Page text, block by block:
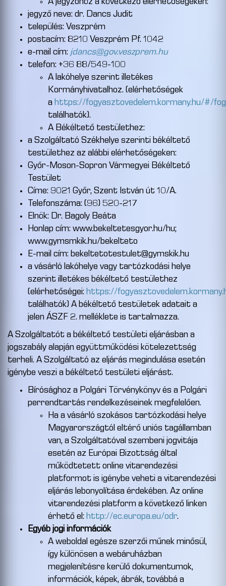
A jegyzőhöz a következő elérhetőségeken:
jegyző neve: dr. Dancs Judit
település: Veszprém
postacím: 8210 Veszprém Pf. 1042
e-mail cím: jdancs@gov.veszprem.hu
telefon: +36 88/549-100
A lakóhelye szerint illetékes
Kormányhivatalhoz. (elérhetőségek
a https://fogyasztovedelem.kormany.hu/#/
találhatók).
A Békéltető testülethez:
a Szolgáltató Székhelye szerinti békéltető
testülethez az alábbi elérhetőségeken:
Győr-Moson-Sopron Vármegyei Békéltető
Testület
Címe: 9021 Győr, Szent István út 10/A.
Telefonszáma: (96) 520-217
Elnök: Dr. Bagoly Beáta
Honlap cím: www.bekeltetesgyor.hu/hu;
www.gymsmkik.hu/bekelteto
E-mail cím: bekeltetotestulet@gymskik.hu
a vásárló lakóhelye vagy tartózkodási helye
szerint illetékes békéltető testülethez
(elérhetőségei: https://
találhatók) A békéltető testületek adatait a
jelen ÁSZF 2. melléklete is tartalmazza.
A Szolgáltatót a békéltető testületi eljárásban a
jogszabály alapján együttműködési kötelezettség
terheli. A Szolgáltató az eljárás megindulása esetén
igénybe veszi a békéltető testületi eljárást.
Bírósághoz a Polgári Törvénykönyv és a Polgári
perrendtartás rendelkezéseinek megfelelően.
Ha a vásárló szokásos tartózkodási helye
Magyarországtól eltérő uniós tagállamban
van, a Szolgáltatóval szembeni jogvitája
esetén az Európai Bizottság által
működtetett online vitarendezési
platformot is igénybe veheti a vitarendezési
eljárás lebonyolítása érdekében. Az online
vitarendezési platform a következő linken
érhető el: http://ec.europa.eu/odr.
Egyéb jogi információk
A weboldal egésze szerzői műnek minősül,
így különösen a webáruházban
megjelenítésre kerülő dokumentumok,
információk, képek, ábrák, továbbá a